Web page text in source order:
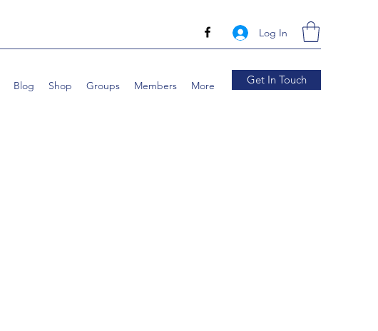
Log In
Blog Shop Groups Members More Get In Touch